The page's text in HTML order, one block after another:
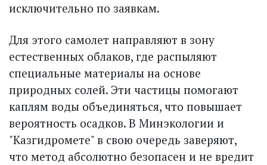
исключительно по заявкам.
Для этого самолет направляют в зону
естественных облаков, где распыляют
специальные материалы на основе
природных солей. Эти частицы помогают
каплям воды объединяться, что повышает
вероятность осадков. В Минэкологии и
"Казгидромете" в свою очередь заверяют,
что метод абсолютно безопасен и не вредит